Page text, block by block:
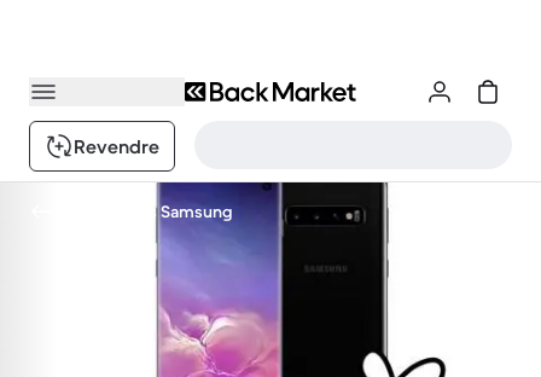
Revendre
Nos articles Samsung